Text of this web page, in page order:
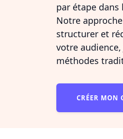
par étape
Notre
structurer et
votre audience,
méthodes
CRÉER